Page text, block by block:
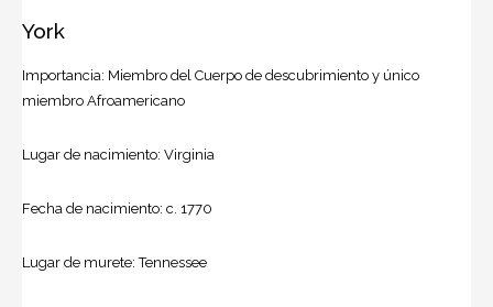
York
Importancia: Miembro del Cuerpo de descubrimiento y único
miembro Afroamericano
Lugar de nacimiento: Virginia
Fecha de nacimiento: c. 1770
Lugar de murete: Tennessee